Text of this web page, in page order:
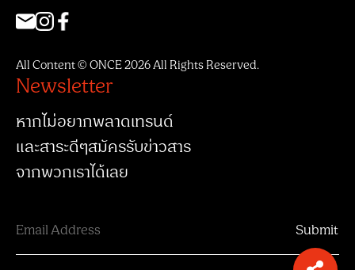
All Content © ONCE 2026 All Rights Reserved.
Newsletter
หากไม่อยากพลาดเทรนด์
และสาระดีๆสมัครรับข่าวสาร
จากพวกเราได้เลย